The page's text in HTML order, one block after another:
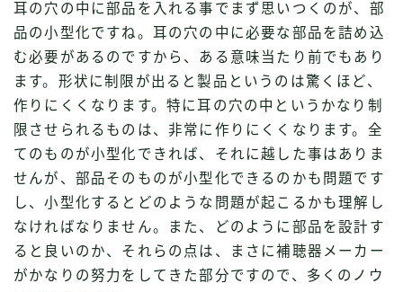
耳の穴の中に部品を入れる事でまず思いつくのが、部
品の小型化ですね。耳の穴の中に必要な部品を詰め込
む必要があるのですから、ある意味当たり前でもあり
ます。形状に制限が出ると製品というのは驚くほど、
作りにくくなります。特に耳の穴の中というかなり制
限させられるものは、非常に作りにくくなります。全
てのものが小型化できれば、それに越した事はありま
せんが、部品そのものが小型化できるのかも問題です
し、小型化するとどのような問題が起こるかも理解し
なければなりません。また、どのように部品を設計す
ると良いのか、それらの点は、まさに補聴器メーカー
がかなりの努力をしてきた部分ですので、多くのノウ